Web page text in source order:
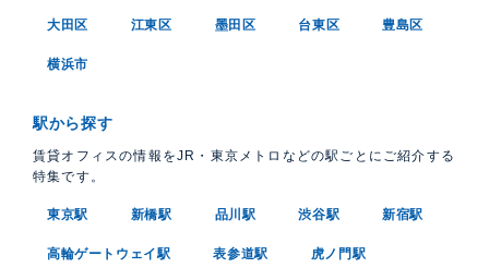
大田区 江東区 墨田区 台東区 豊島区
横浜市
駅から探す
賃貸オフィスの情報をJR・東京メトロなどの駅ごとにご紹介する
特集です。
東京駅 新橋駅 品川駅 渋谷駅 新宿駅
高輪ゲートウェイ駅 表参道駅 虎ノ門駅